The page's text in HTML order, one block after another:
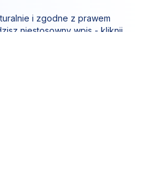
i zgodne z prawem
niestosowny wpis - kliknij